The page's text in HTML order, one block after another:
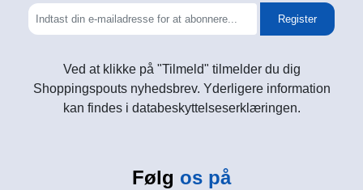
Register
Ved at klikke på "Tilmeld" tilmelder du dig
Shoppingspouts nyhedsbrev. Yderligere information
kan findes i databeskyttelseserklæringen.
Følg os på